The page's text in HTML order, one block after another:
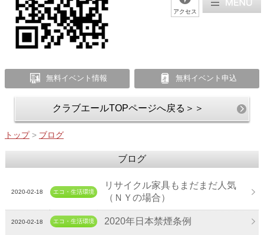
アクセス
無料イベント情報 無料イベント申込
クラブエールTOPページへ戻る＞＞
トップ > ブログ
ブログ
2020-02-18 エコ・生活環境
リサイクル家具もまだまだ人気
（ＮＹの場合）
2020-02-18 エコ・生活環境 2020年日本禁煙条例